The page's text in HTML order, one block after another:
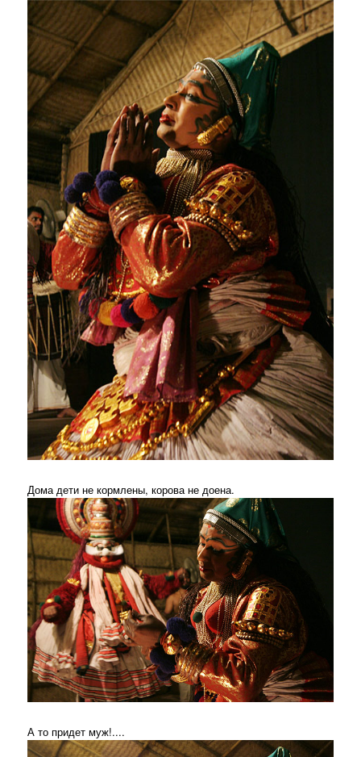
Дома дети не кормлены, корова не доена.
А то придет муж!....